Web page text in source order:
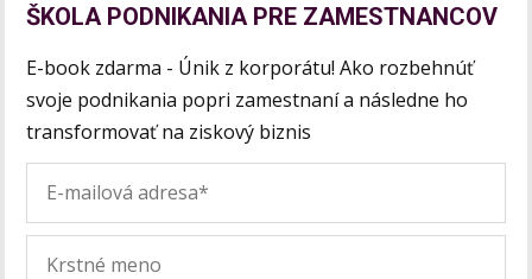
ŠKOLA PODNIKANIA PRE ZAMESTNANCOV
E-book zdarma - Únik z korporátu! Ako rozbehnúť
svoje podnikania popri zamestnaní a následne ho
transformovať na ziskový biznis